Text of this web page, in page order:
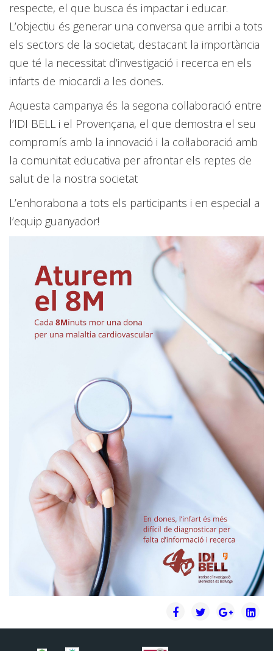
respecte, el que busca és impactar i educar.
L’objectiu és generar una conversa que arribi a tots
els sectors de la societat, destacant la importància
que té la necessitat d’investigació i recerca en els
infarts de miocardi a les dones.
Aquesta campanya és la segona col·laboració entre
l’IDI BELL i el Provençana, el que demostra el seu
compromís amb la innovació i la col·laboració amb
la comunitat educativa per afrontar els reptes de
salut de la nostra societat
L’enhorabona a tots els participants i en especial a
l’equip guanyador!